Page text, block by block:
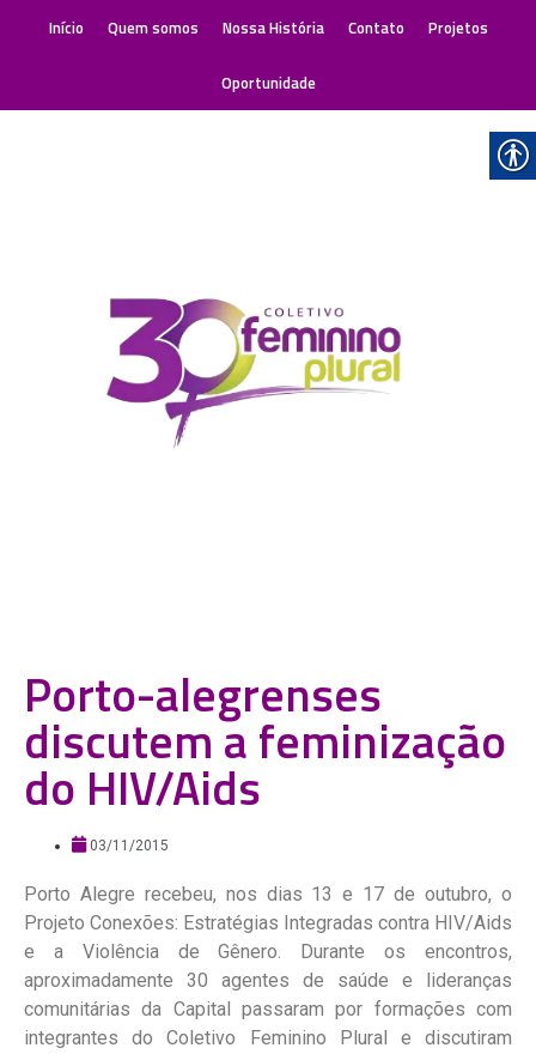
Início Quem somos Nossa História Contato Projetos
Oportunidade
Porto-alegrenses
discutem a feminização
do HIV/Aids
03/11/2015
Porto Alegre recebeu, nos dias 13 e 17 de outubro, o
Projeto Conexões: Estratégias Integradas contra HIV/Aids
e a Violência de Gênero. Durante os encontros,
aproximadamente 30 agentes de saúde e lideranças
comunitárias da Capital passaram por formações com
integrantes do Coletivo Feminino Plural e discutiram